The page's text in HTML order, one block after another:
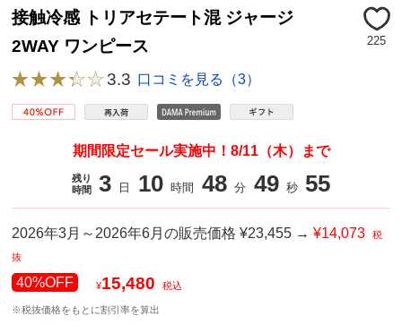
接触冷感 トリアセテート混 ジャージ
2WAY ワンピース
225
3.3 口コミを見る（3）
期間限定セール実施中！8/11（木）まで
残り
時間
3 日 10 時間 48 分 48 秒 74
2026年3月～2026年6月の販売価格 ¥23,455 →¥14,073 税
抜
40%OFF ¥15,480 税込
※税抜価格をもとに割引率を算出